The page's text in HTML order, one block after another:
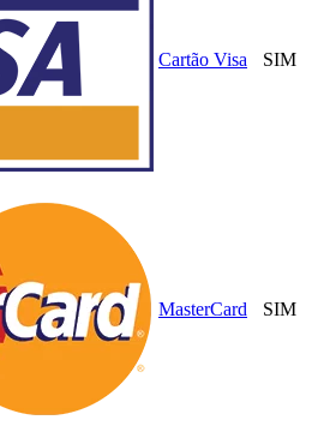
Cartão Visa SIM
MasterCard SIM